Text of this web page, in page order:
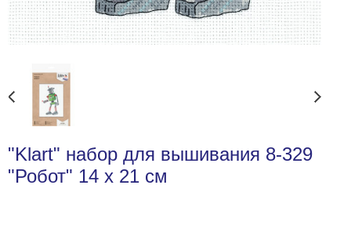
"Klart" набор для вышивания 8-329
"Робот" 14 х 21 см